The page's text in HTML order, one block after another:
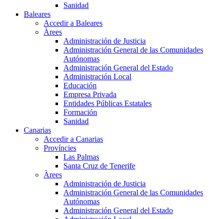
Sanidad
Baleares
Accedir a Baleares
Àrees
Administración de Justicia
Administración General de las Comunidades
Autónomas
Administración General del Estado
Administración Local
Educación
Empresa Privada
Entidades Públicas Estatales
Formación
Sanidad
Canarias
Accedir a Canarias
Províncies
Las Palmas
Santa Cruz de Tenerife
Àrees
Administración de Justicia
Administración General de las Comunidades
Autónomas
Administración General del Estado